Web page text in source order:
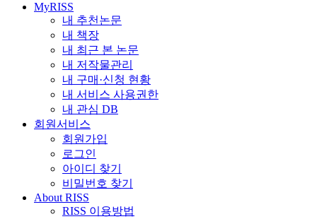
MyRISS
내 추천논문
내 책장
내 최근 본 논문
내 저작물관리
내 구매·신청 현황
내 서비스 사용권한
내 관심 DB
회원서비스
회원가입
로그인
아이디 찾기
비밀번호 찾기
About RISS
RISS 이용방법